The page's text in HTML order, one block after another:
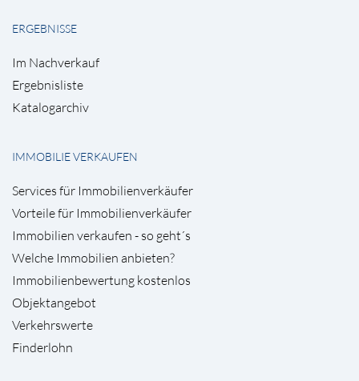
ERGEBNISSE
Im Nachverkauf
Ergebnisliste
Katalogarchiv
IMMOBILIE VERKAUFEN
Services für Immobilienverkäufer
Vorteile für Immobilienverkäufer
Immobilien verkaufen - so geht´s
Welche Immobilien anbieten?
Immobilienbewertung kostenlos
Objektangebot
Verkehrswerte
Finderlohn